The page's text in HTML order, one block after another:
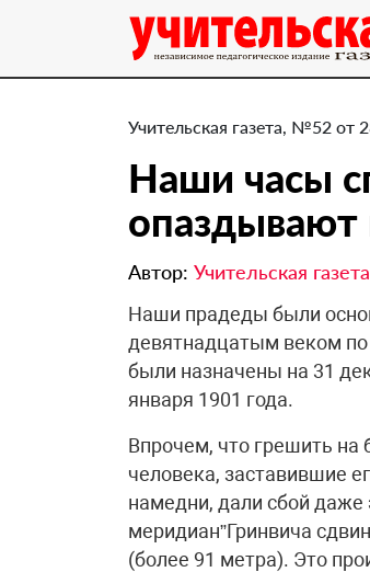
Учительская газета, №52 от
Наши часы
опаздывают
Автор: Учительская
Наши прадеды были
девятнадцатым веком
были назначены на 31
января 1901 года.
Впрочем, что грешить на
человека, заставившие
намедни, дали сбой
меридиан”Гринвича
(более 91 метра). Это